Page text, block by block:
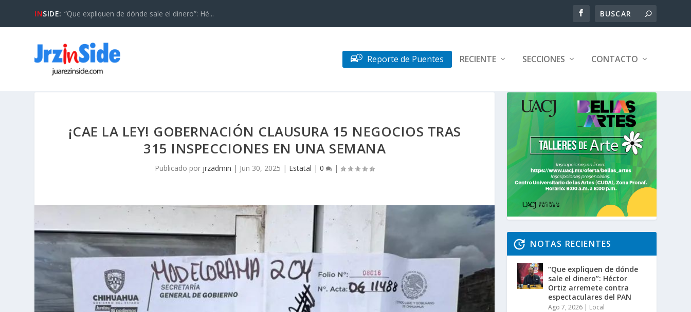
INSIDE: “Que expliquen de dónde sale el dinero”: Hé...
Reporte de Puentes RECIENTE SECCIONES CONTACTO
¡CAE LA LEY! GOBERNACIÓN CLAUSURA 15 NEGOCIOS TRAS
315 INSPECCIONES EN UNA SEMANA
Publicado por jrzadmin | Jun 30, 2025 | Estatal |0 |
NOTAS RECIENTES
“Que expliquen de dónde
sale el dinero”: Héctor
Ortiz arremete contra
espectaculares del PAN
Ago 7, 2026 | Local